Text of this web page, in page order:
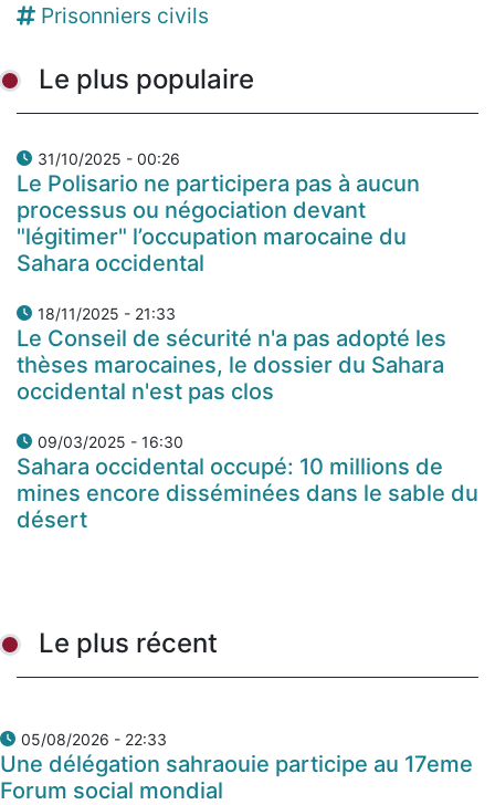
Prisonniers civils
Le plus populaire
31/10/2025 - 00:26
Le Polisario ne participera pas à aucun
processus ou négociation devant
"légitimer" l’occupation marocaine du
Sahara occidental
18/11/2025 - 21:33
Le Conseil de sécurité n'a pas adopté les
thèses marocaines, le dossier du Sahara
occidental n'est pas clos
09/03/2025 - 16:30
Sahara occidental occupé: 10 millions de
mines encore disséminées dans le sable du
désert
Le plus récent
05/08/2026 - 22:33
Une délégation sahraouie participe au 17eme
Forum social mondial